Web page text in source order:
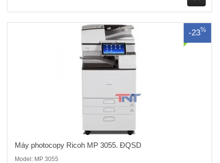
ua
-23%
Máy photocopy Ricoh MP 3055. ĐQSD
Model: MP 3055